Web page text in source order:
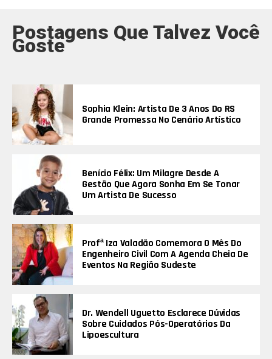
Postagens Que Talvez Você
Goste
Sophia Klein: Artista De 3 Anos Do RS
Grande Promessa No Cenário Artístico
Benício Félix: Um Milagre Desde A
Gestão Que Agora Sonha Em Se Tonar
Um Artista De Sucesso
Profª Iza Valadão Comemora O Mês Do
Engenheiro Civil Com A Agenda Cheia De
Eventos Na Região Sudeste
Dr. Wendell Uguetto Esclarece Dúvidas
Sobre Cuidados Pós-Operatórios Da
Lipoescultura